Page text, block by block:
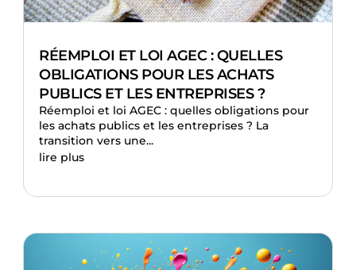
RÉEMPLOI ET LOI AGEC : QUELLES
OBLIGATIONS POUR LES ACHATS
PUBLICS ET LES ENTREPRISES ?
Réemploi et loi AGEC : quelles obligations pour
les achats publics et les entreprises ? La
transition vers une...
lire plus